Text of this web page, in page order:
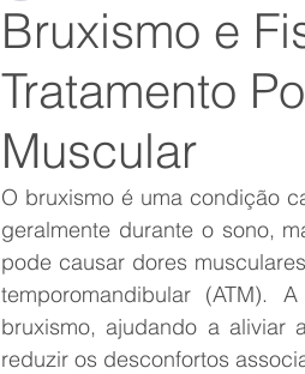
Bruxismo e
Tratamento
Muscular
O bruxismo é uma condição
geralmente durante o sono,
pode causar dores
temporomandibular (ATM).
bruxismo, ajudando a aliviar
reduzir os desconfortos